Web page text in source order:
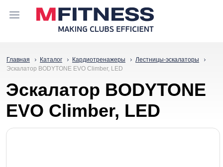
Главная Каталог Кардиотренажеры
Лестницы-эскалаторы
Эскалатор BODYTONE EVO Climber, LED
Эскалатор BODYTONE
EVO Climber, LED